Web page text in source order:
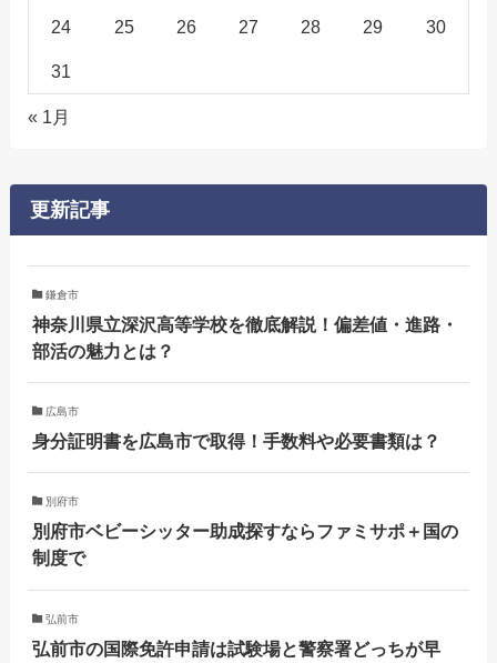
24 25 26 27 28 29 30
31
« 1月
更新記事
鎌倉市
神奈川県立深沢高等学校を徹底解説！偏差値・進路・
部活の魅力とは？
広島市
身分証明書を広島市で取得！手数料や必要書類は？
別府市
別府市ベビーシッター助成探すならファミサポ＋国の
制度で
弘前市
弘前市の国際免許申請は試験場と警察署どっちが早